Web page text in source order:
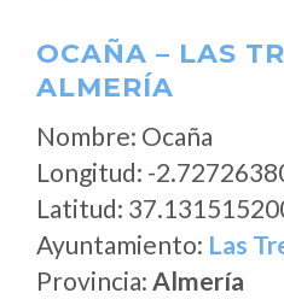
OCAÑA – LAS
ALMERÍA
Nombre: Ocaña
Longitud: -
Latitud:
Ayuntamiento: Las
Provincia: Almería